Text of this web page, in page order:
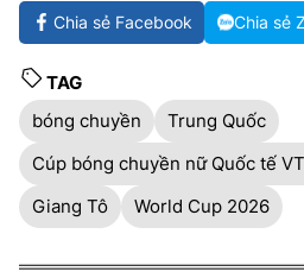
Chia sẻ Facebook Chia sẻ
TAG
bóng chuyền
Trung Quốc
Cúp bóng chuyền nữ Quốc tế
Giang Tô
World Cup 2026